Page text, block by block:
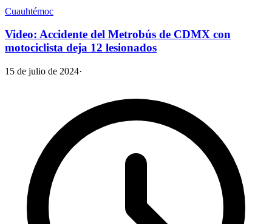
Cuauhtémoc
Video: Accidente del Metrobús de CDMX con
motociclista deja 12 lesionados
15 de julio de 2024·